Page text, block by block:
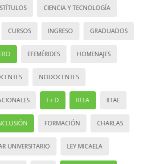
CIENCIA Y TECNOLOGÍA
CURSOS INGRESO GRADUADOS
EFEMÉRIDES HOMENAJES
NODOCENTES
I + D IITEA IITAE
FORMACIÓN CHARLAS
UNIVERSITARIO LEY MICAELA